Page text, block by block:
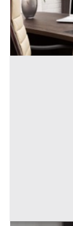
Padova
Codice
Asta chiusa